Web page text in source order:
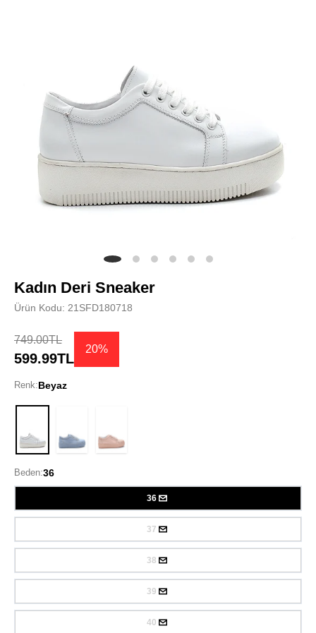
Kadın Deri Sneaker
Ürün Kodu: 21SFD180718
749.00TL
599.99TL
20%
Renk:Beyaz
Beyaz
Beden:36
36
37
38
39
40